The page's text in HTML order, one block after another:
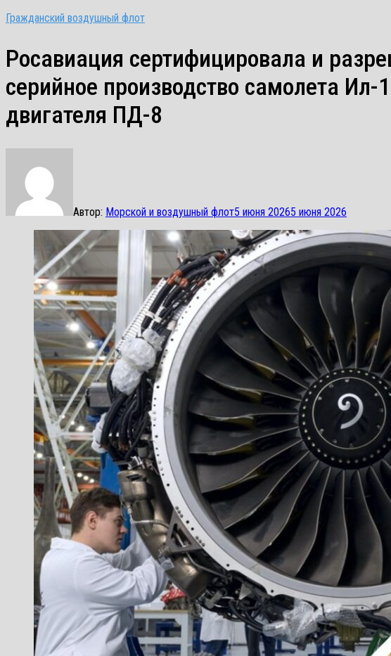
Гражданский воздушный флот
Росавиация сертифицировала и
серийное производство самолета Ил-
двигателя ПД-8
Автор: Морской и воздушный флот5 июня 20265 июня 2026